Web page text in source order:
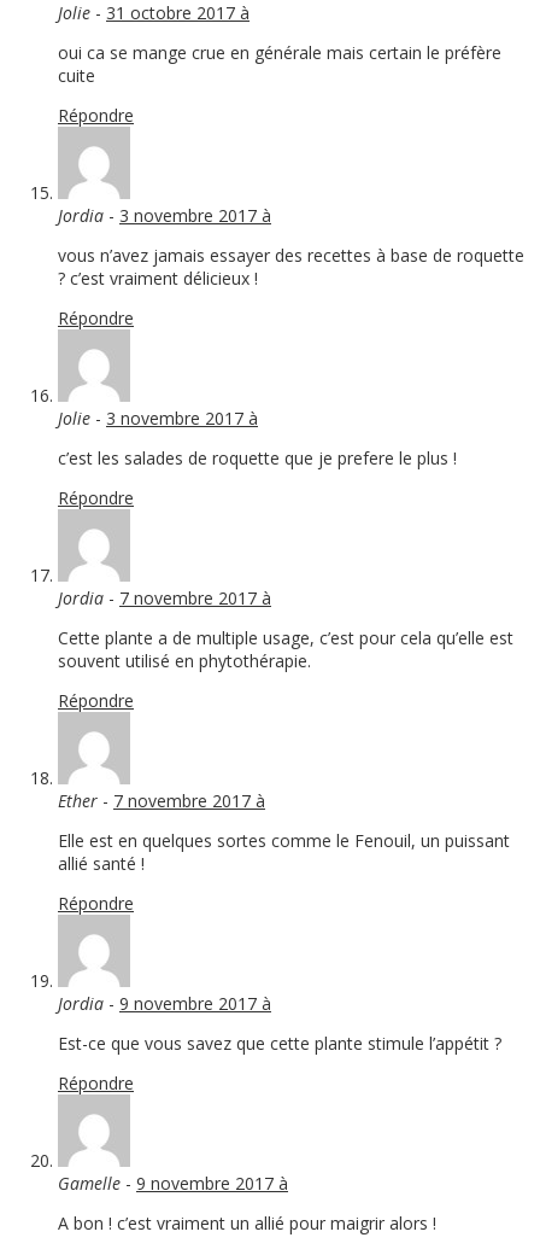
Jolie - 31 octobre 2017 à
oui ca se mange crue en générale mais certain le préfère
cuite
Répondre
Jordia - 3 novembre 2017 à
vous n’avez jamais essayer des recettes à base de roquette
? c’est vraiment délicieux !
Répondre
Jolie - 3 novembre 2017 à
c’est les salades de roquette que je prefere le plus !
Répondre
Jordia - 7 novembre 2017 à
Cette plante a de multiple usage, c’est pour cela qu’elle est
souvent utilisé en phytothérapie.
Répondre
Ether - 7 novembre 2017 à
Elle est en quelques sortes comme le Fenouil, un puissant
allié santé !
Répondre
Jordia - 9 novembre 2017 à
Est-ce que vous savez que cette plante stimule l’appétit ?
Répondre
Gamelle - 9 novembre 2017 à
A bon ! c’est vraiment un allié pour maigrir alors !